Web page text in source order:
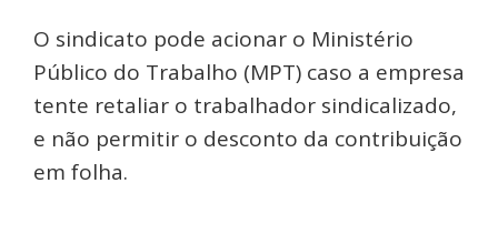
O sindicato pode acionar o Ministério
Público do Trabalho (MPT) caso a empresa
tente retaliar o trabalhador sindicalizado,
e não permitir o desconto da contribuição
em folha.